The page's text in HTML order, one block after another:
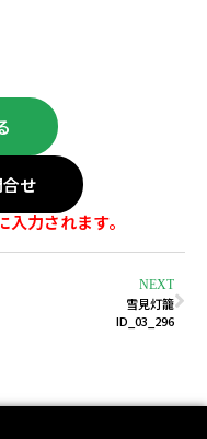
せ
力されます。
NEXT
雪見灯籠
ID_03_296